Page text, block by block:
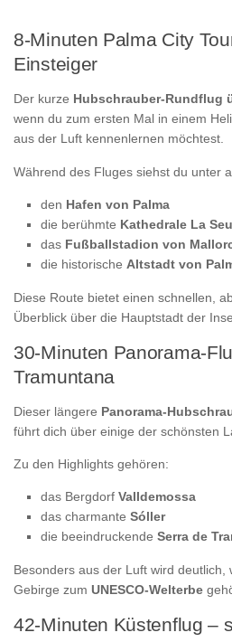
8-Minuten Palma City
Einsteiger
Der kurze Hubschrauber-Rundflug
wenn du zum ersten Mal in einem
aus der Luft kennenlernen möchtest.
Während des Fluges siehst du unter
den Hafen von Palma
die berühmte Kathedrale La Seu
das Fußballstadion von
die historische Altstadt von
Diese Route bietet einen schnellen,
Überblick über die Hauptstadt der
30-Minuten Panorama-
Tramuntana
Dieser längere Panorama-
führt dich über einige der schönsten
Zu den Highlights gehören:
das Bergdorf Valldemossa
das charmante Sóller
die beeindruckende Serra de
Besonders aus der Luft wird deutlich,
Gebirge zum UNESCO-Welterbe
42-Minuten Küstenflug –